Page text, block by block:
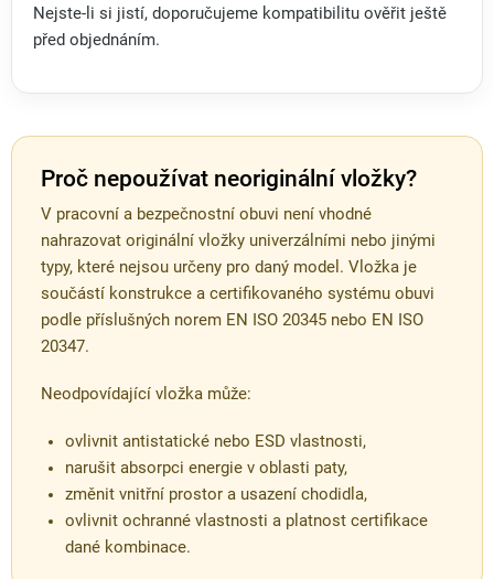
Nejste-li si jistí, doporučujeme kompatibilitu ověřit ještě
před objednáním.
Proč nepoužívat neoriginální vložky?
V pracovní a bezpečnostní obuvi není vhodné
nahrazovat originální vložky univerzálními nebo jinými
typy, které nejsou určeny pro daný model. Vložka je
součástí konstrukce a certifikovaného systému obuvi
podle příslušných norem EN ISO 20345 nebo EN ISO
20347.
Neodpovídající vložka může:
ovlivnit antistatické nebo ESD vlastnosti,
narušit absorpci energie v oblasti paty,
změnit vnitřní prostor a usazení chodidla,
ovlivnit ochranné vlastnosti a platnost certifikace
dané kombinace.